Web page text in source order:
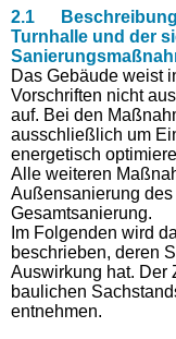
2.1 Beschreibung
Turnhalle und der
Das Gebäude weist
Vorschriften nicht
auf. Bei den
ausschließlich um
energetisch
Alle weiteren
Außensanierung
Gesamtsanierung.
Im Folgenden wird
beschrieben, deren
Auswirkung hat. Der
baulichen
entnehmen.